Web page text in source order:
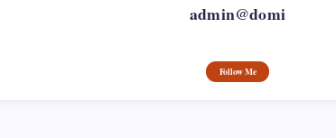
admin@domi
Follow Me